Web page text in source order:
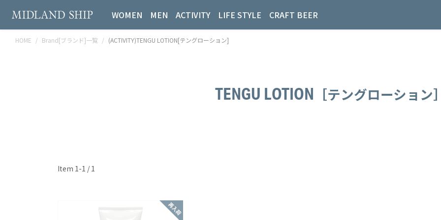
WOMEN MEN ACTIVITY LIFE STYLE CRAFT BEER
HOME Brand[ブランド]一覧 (ACTIVITY)TENGU LOTION[テングローション]
TENGU LOTION ［テングローション］
Item 1-1 / 1